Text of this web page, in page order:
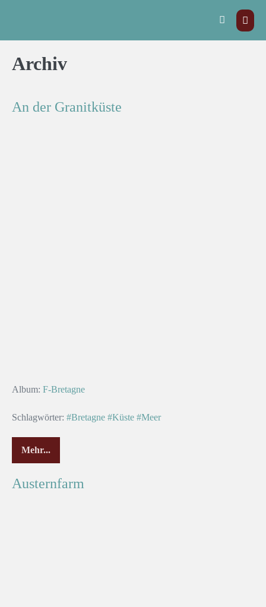
Archiv
An der Granitküste
Album: F-Bretagne
Schlagwörter: #Bretagne #Küste #Meer
Mehr...
Austernfarm